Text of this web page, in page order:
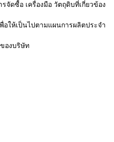
จัดซื้อ เครื่องมือ วัตถุดิบที่เกี่ยวข้อง
ให้เป็นไปตามแผนการผลิตประจำ
องบริษัท